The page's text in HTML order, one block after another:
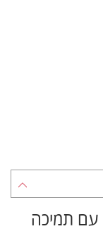
מארז חמישה קרסוליות Wilson עם תמיכה